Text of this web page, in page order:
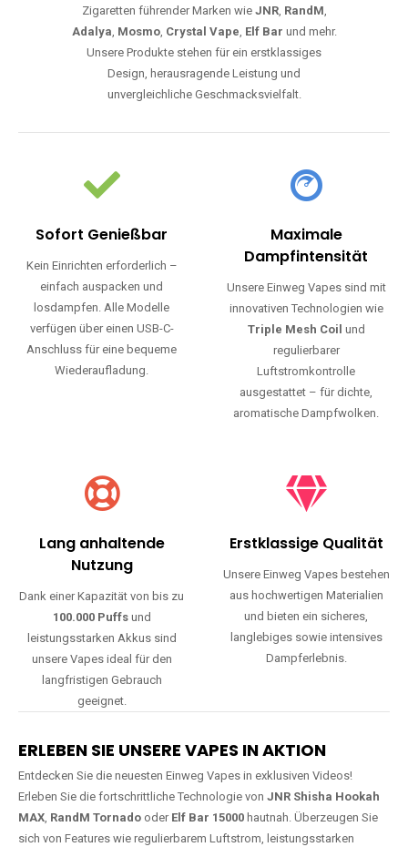
Zigaretten führender Marken wie JNR, RandM,
Adalya, Mosmo, Crystal Vape, Elf Bar und mehr.
Unsere Produkte stehen für ein erstklassiges
Design, herausragende Leistung und
unvergleichliche Geschmacksvielfalt.
Sofort Genießbar
Kein Einrichten erforderlich –
einfach auspacken und
losdampfen. Alle Modelle
verfügen über einen USB-C-
Anschluss für eine bequeme
Wiederaufladung.
Maximale
Dampfintensität
Unsere Einweg Vapes sind mit
innovativen Technologien wie
Triple Mesh Coil und
regulierbarer
Luftstromkontrolle
ausgestattet – für dichte,
aromatische Dampfwolken.
Lang anhaltende
Nutzung
Dank einer Kapazität von bis zu
100.000 Puffsund
leistungsstarken Akkus sind
unsere Vapes ideal für den
langfristigen Gebrauch
geeignet.
Erstklassige Qualität
Unsere Einweg Vapes bestehen
aus hochwertigen Materialien
und bieten ein sicheres,
langlebiges sowie intensives
Dampferlebnis.
ERLEBEN SIE UNSERE VAPES IN AKTION
Entdecken Sie die neuesten Einweg Vapes in exklusiven Videos!
Erleben Sie die fortschrittliche Technologie von JNR Shisha Hookah
MAX, RandM Tornado oder Elf Bar 15000 hautnah. Überzeugen Sie
sich von Features wie regulierbarem Luftstrom, leistungsstarken